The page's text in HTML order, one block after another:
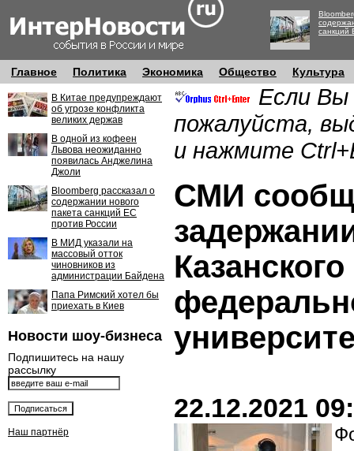
санкций
Главное Политика Экономика Общество Культура
В Китае предупреждают
об угрозе конфликта
великих держав
В одной из кофеен
Львова неожиданно
появилась Анджелина
Джоли
Bloomberg рассказал о
содержании нового
пакета санкций ЕС
против России
В МИД указали на
массовый отток
чиновников из
администрации Байдена
Папа Римский хотел бы
приехать в Киев
Новости шоу-бизнеса
Подпишитесь на нашу
рассылку
Наш партнёр
Если Вы
пожалуйста,
и нажмите
СМИ
Казанского
22.12.2021